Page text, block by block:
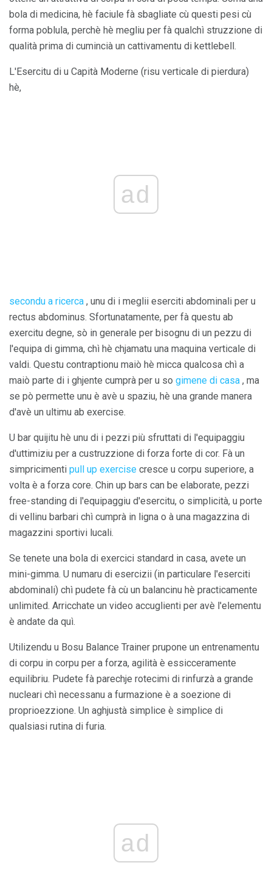
bola di medicina, hè faciule fà sbagliate cù questi pesi cù
forma poblula, perchè hè megliu per fà qualchì struzzione di
qualità prima di cumincià un cattivamentu di kettlebell.
L'Esercitu di u Capità Moderne (risu verticale di pierdura)
hè,
ad
secondu a ricerca , unu di i meglii eserciti abdominali per u
rectus abdominus. Sfortunatamente, per fà questu ab
exercitu degne, sò in generale per bisognu di un pezzu di
l'equipa di gimma, chì hè chjamatu una maquina verticale di
valdi. Questu contraptionu maiò hè micca qualcosa chì a
maiò parte di i ghjente cumprà per u so gimene di casa , ma
se pò permette unu è avè u spaziu, hè una grande manera
d'avè un ultimu ab exercise.
U bar quijitu hè unu di i pezzi più sfruttati di l'equipaggiu
d'uttimiziu per a custruzzione di forza forte di cor. Fà un
simpricimenti pull up exercise cresce u corpu superiore, a
volta è a forza core. Chin up bars can be elaborate, pezzi
free-standing di l'equipaggiu d'esercitu, o simplicità, u porte
di vellinu barbari chì cumprà in ligna o à una magazzina di
magazzini sportivi lucali.
Se tenete una bola di exercici standard in casa, avete un
mini-gimma. U numaru di esercizii (in particulare l'eserciti
abdominali) chì pudete fà cù un balancinu hè practicamente
unlimited. Arricchate un video accuglienti per avè l'elementu
è andate da quì.
Utilizendu u Bosu Balance Trainer prupone un entrenamentu
di corpu in corpu per a forza, agilità è essicceramente
equilibriu. Pudete fà parechje rotecimi di rinfurzà a grande
nucleari chì necessanu a furmazione è a soezione di
proprioezzione. Un aghjustà simplice è simplice di
qualsiasi rutina di furia.
ad